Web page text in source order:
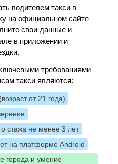
водителем такси в
на официальном сайте
свои данные и
в приложении и
требованиями
такси являются:
от 21 года)
стажа не менее 3 лет
на платформе Android
города и умение